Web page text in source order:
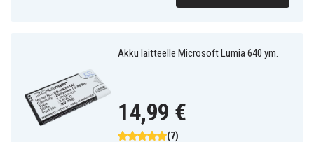
Akku laitteelle Microsoft Lumia 640 ym.
(7)
14,99 €